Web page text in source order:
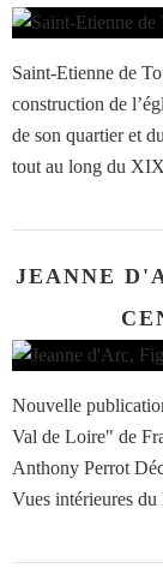
Saint-Etienne de
construction de
de son quartier et
tout au long du
JEANNE
Nouvelle
Val de Loire" de
Anthony Perrot
Vues intérieures